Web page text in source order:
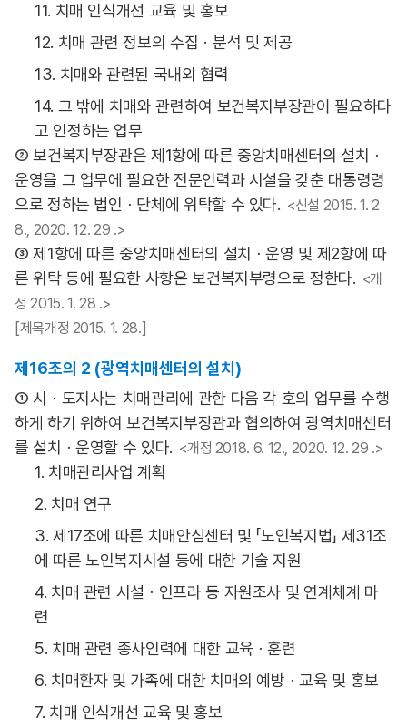
11. 치매 인식개선 교육 및 홍보
12. 치매 관련 정보의 수집ㆍ분석 및 제공
13. 치매와 관련된 국내외 협력
14. 그 밖에 치매와 관련하여 보건복지부장관이 필요하다
고 인정하는 업무
② 보건복지부장관은 제1항에 따른 중앙치매센터의 설치ㆍ
운영을 그 업무에 필요한 전문인력과 시설을 갖춘 대통령령
으로 정하는 법인ㆍ단체에 위탁할 수 있다. <신설 2015. 1. 2
8., 2020. 12. 29 .>
③ 제1항에 따른 중앙치매센터의 설치ㆍ운영 및 제2항에 따
른 위탁 등에 필요한 사항은 보건복지부령으로 정한다. <개
정 2015. 1. 28 .>
[제목개정 2015. 1. 28.]
제16조의 2 (광역치매센터의 설치)
① 시ㆍ도지사는 치매관리에 관한 다음 각 호의 업무를 수행
하게 하기 위하여 보건복지부장관과 협의하여 광역치매센터
를 설치ㆍ운영할 수 있다. <개정 2018. 6. 12., 2020. 12. 29 .>
1. 치매관리사업 계획
2. 치매 연구
3. 제17조에 따른 치매안심센터 및 「노인복지법」 제31조
에 따른 노인복지시설 등에 대한 기술 지원
4. 치매 관련 시설ㆍ인프라 등 자원조사 및 연계체계 마
련
5. 치매 관련 종사인력에 대한 교육ㆍ훈련
6. 치매환자 및 가족에 대한 치매의 예방ㆍ교육 및 홍보
7. 치매 인식개선 교육 및 홍보